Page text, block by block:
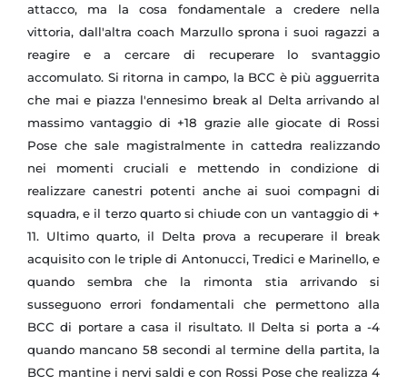
attacco, ma la cosa fondamentale a credere nella
vittoria, dall'altra coach Marzullo sprona i suoi ragazzi a
reagire e a cercare di recuperare lo svantaggio
accomulato. Si ritorna in campo, la BCC è più agguerrita
che mai e piazza l'ennesimo break al Delta arrivando al
massimo vantaggio di +18 grazie alle giocate di Rossi
Pose che sale magistralmente in cattedra realizzando
nei momenti cruciali e mettendo in condizione di
realizzare canestri potenti anche ai suoi compagni di
squadra, e il terzo quarto si chiude con un vantaggio di +
11. Ultimo quarto, il Delta prova a recuperare il break
acquisito con le triple di Antonucci, Tredici e Marinello, e
quando sembra che la rimonta stia arrivando si
susseguono errori fondamentali che permettono alla
BCC di portare a casa il risultato. Il Delta si porta a -4
quando mancano 58 secondi al termine della partita, la
BCC mantine i nervi saldi e con Rossi Pose che realizza 4